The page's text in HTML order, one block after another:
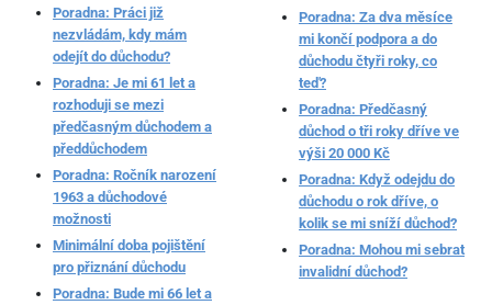
Poradna: Práci již
nezvládám, kdy mám
odejít do důchodu?
Poradna: Je mi 61 let a
rozhoduji se mezi
předčasným důchodem a
předdůchodem
Poradna: Ročník narození
1963 a důchodové
možnosti
Minimální doba pojištění
pro přiznání důchodu
Poradna: Bude mi 66 let a
Poradna: Za dva měsíce
mi končí podpora a do
důchodu čtyři roky, co
teď?
Poradna: Předčasný
důchod o tři roky dříve ve
výši 20 000 Kč
Poradna: Když odejdu do
důchodu o rok dříve, o
kolik se mi sníží důchod?
Poradna: Mohou mi sebrat
invalidní důchod?